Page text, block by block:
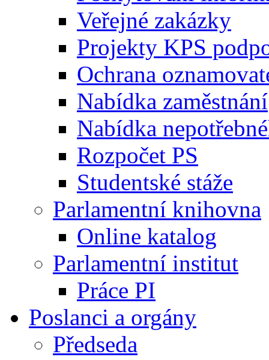
Veřejné zakázky
Projekty KPS
Ochrana
Nabídka zaměstnání
Nabídka
Rozpočet PS
Studentské stáže
Parlamentní knihovna
Online katalog
Parlamentní institut
Práce PI
Poslanci a orgány
Předseda